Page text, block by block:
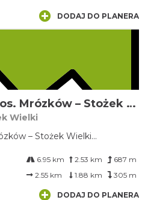
DODAJ DO PLANERA
Wisła Głębce PKP – os. Mrózków – Stożek Wielki
Wielki
– Stożek Wielki...
6.95 km 2.53 km
687 m
2.55 km
1.88 km 305 m
DODAJ DO PLANERA